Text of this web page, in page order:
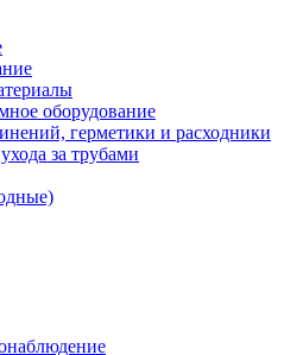
оборудование
герметики и расходники
за трубами